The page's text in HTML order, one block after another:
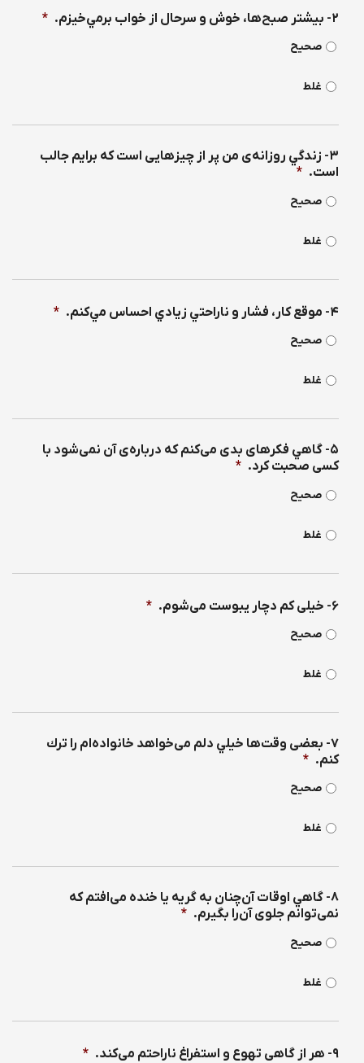
۲- بيشتر صبح‌ها، خوش و سرحال از خواب برمي‌خيزم. *
صحیح
غلط
۳- زندگي روزانه‌ی من پر از چيزهايی است كه برايم جالب‌
است. *
صحیح
غلط
۴- موقع كار، فشار و ناراحتي زيادي احساس مي‌كنم. *
صحیح
غلط
۵- گاهي فكرهای بدی می‌كنم كه درباره‌ی‌ آن نمی‌شود با
کسی صحبت كرد. *
صحیح
غلط
۶- خیلی کم دچار یبوست می‌شوم. *
صحیح
غلط
۷- بعضی وقت‌ها خيلي دلم می‌خواهد خانواده‌ام را ترك
كنم. *
صحیح
غلط
۸- گاهي اوقات آن‌چنان به گريه يا خنده می‌افتم كه
نمی‌توانم جلوی آن‌را بگيرم. *
صحیح
غلط
۹- هر از گاهی تهوع و استفراغ ناراحتم می‌كند. *